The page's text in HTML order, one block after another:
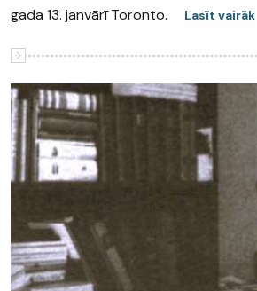
gada 13. janvārī Toronto.
Lasīt vairāk